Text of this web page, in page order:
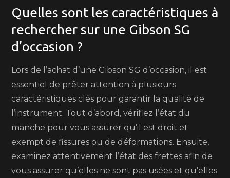
Quelles sont les caractéristiques à
rechercher sur une Gibson SG
d’occasion ?
Lors de l’achat d’une Gibson SG d’occasion, il est
essentiel de prêter attention à plusieurs
caractéristiques clés pour garantir la qualité de
l’instrument. Tout d’abord, vérifiez l’état du
manche pour vous assurer qu’il est droit et
exempt de fissures ou de déformations. Ensuite,
examinez attentivement l’état des frettes afin de
vous assurer qu’elles ne sont pas usées et qu’elles